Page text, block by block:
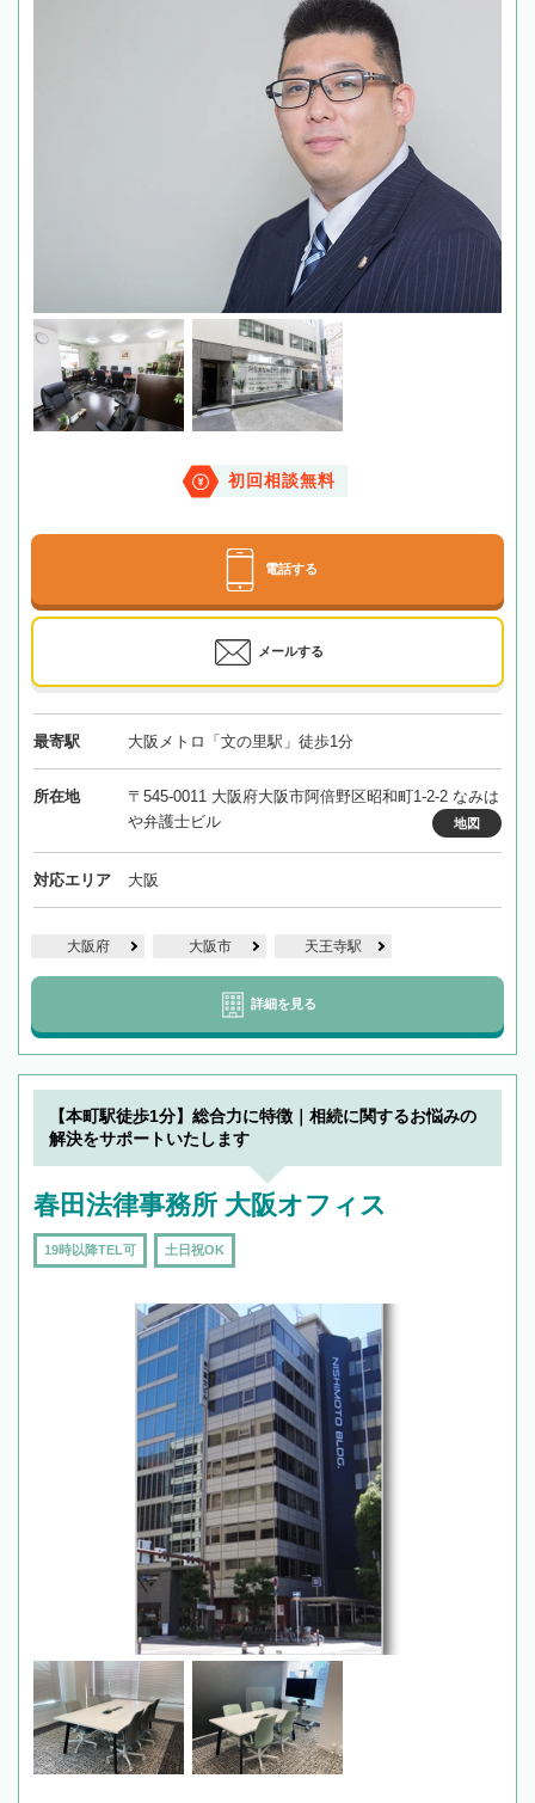
初回相談無料
電話する
メールする
最寄駅 大阪メトロ「文の里駅」徒歩1分
所在地
〒545-0011 大阪府大阪市阿倍野区昭和町1-2-2 なみは
や弁護士ビル
地図
対応エリア 大阪
大阪府 大阪市 天王寺駅
詳細を見る
【本町駅徒歩1分】総合力に特徴｜相続に関するお悩みの
解決をサポートいたします
春田法律事務所 大阪オフィス
19時以降TEL可 土日祝OK